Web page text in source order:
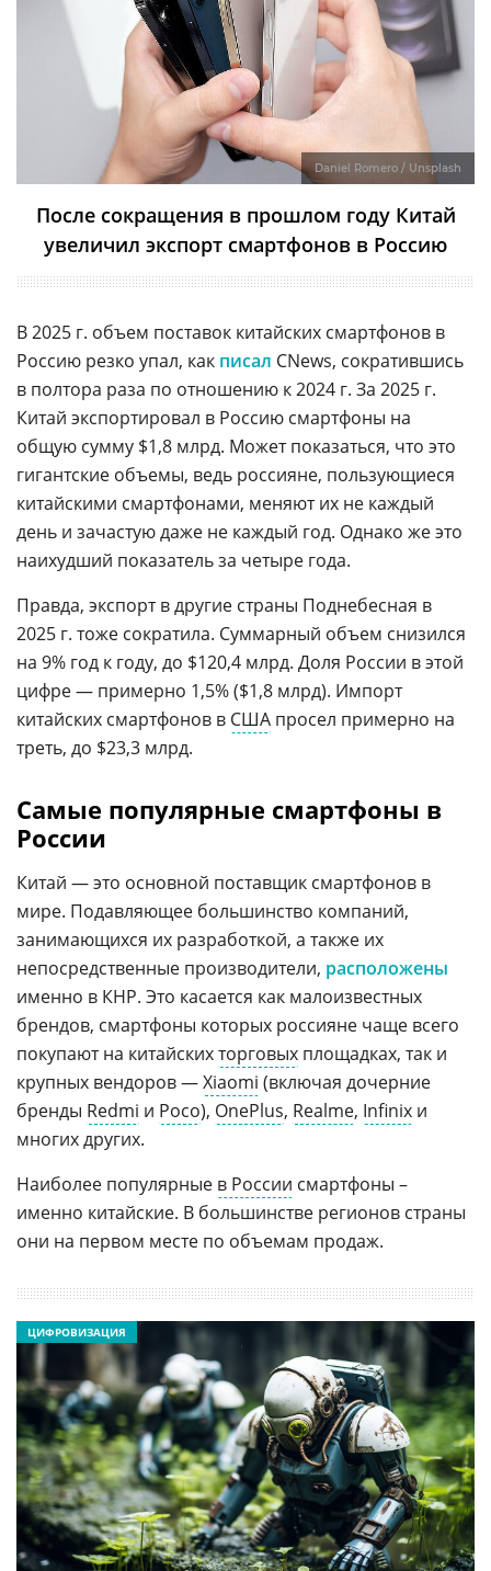
Daniel Romero / Unsplash
После сокращения в прошлом году Китай
увеличил экспорт смартфонов в Россию
В 2025 г. объем поставок китайских смартфонов в
Россию резко упал, как писал CNews, сократившись
в полтора раза по отношению к 2024 г. За 2025 г.
Китай экспортировал в Россию смартфоны на
общую сумму $1,8 млрд. Может показаться, что это
гигантские объемы, ведь россияне, пользующиеся
китайскими смартфонами, меняют их не каждый
день и зачастую даже не каждый год. Однако же это
наихудший показатель за четыре года.
Правда, экспорт в другие страны Поднебесная в
2025 г. тоже сократила. Суммарный объем снизился
на 9% год к году, до $120,4 млрд. Доля России в этой
цифре — примерно 1,5% ($1,8 млрд). Импорт
китайских смартфонов в США просел примерно на
треть, до $23,3 млрд.
Самые популярные смартфоны в
России
Китай — это основной поставщик смартфонов в
мире. Подавляющее большинство компаний,
занимающихся их разработкой, а также их
непосредственные производители, расположены
именно в КНР. Это касается как малоизвестных
брендов, смартфоны которых россияне чаще всего
покупают на китайскихторговых площадках, так и
крупных вендоров —Xiaomi (включая дочерние
бренды Redmi и Poco), OnePlus, Realme, Infinix и
многих других.
Наиболее популярные в России смартфоны –
именно китайские. В большинстве регионов страны
они на первом месте по объемам продаж.
ЦИФРОВИЗАЦИЯ